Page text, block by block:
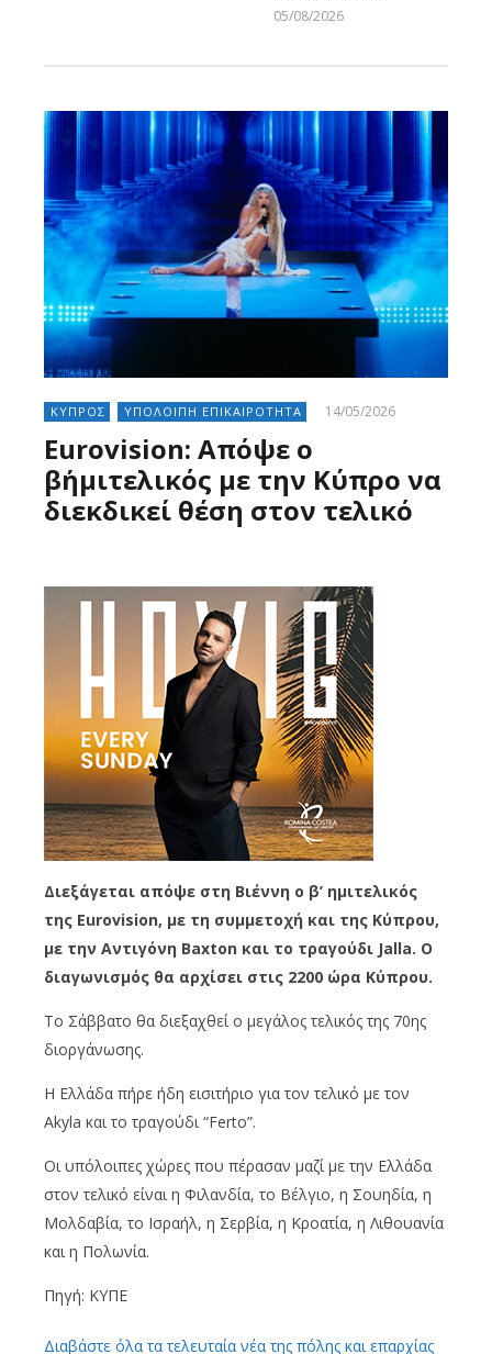
05/08/2026
ΚΥΠΡΟΣ ΥΠΟΛΟΙΠΗ ΕΠΙΚΑΙΡΟΤΗΤΑ 14/05/2026
Eurovision: Aπόψε ο
β΄ημιτελικός με την Κύπρο να
διεκδικεί θέση στον τελικό
Διεξάγεται απόψε στη Βιέννη ο β’ ημιτελικός
της Eurovision, με τη συμμετοχή και της Κύπρου,
με την Αντιγόνη Baxton και το τραγούδι Jalla. Ο
διαγωνισμός θα αρχίσει στις 2200 ώρα Κύπρου.
Το Σάββατο θα διεξαχθεί ο μεγάλος τελικός της 70ης
διοργάνωσης.
Η Ελλάδα πήρε ήδη εισιτήριο για τον τελικό με τον
Akyla και το τραγούδι “Ferto”.
Οι υπόλοιπες χώρες που πέρασαν μαζί με την Ελλάδα
στον τελικό είναι η Φιλανδία, το Βέλγιο, η Σουηδία, η
Μολδαβία, το Ισραήλ, η Σερβία, η Κροατία, η Λιθουανία
και η Πολωνία.
Πηγή: ΚΥΠΕ
Διαβάστε όλα τα τελευταία νέα της πόλης και επαρχίας